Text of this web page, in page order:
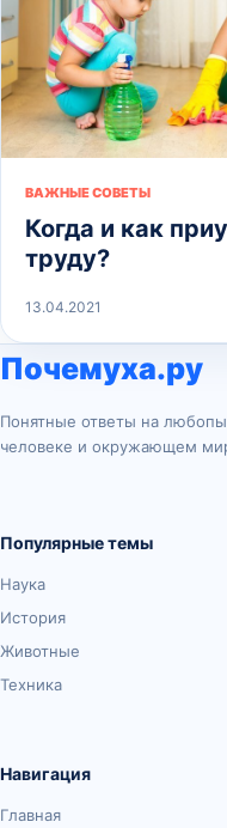
ВАЖНЫЕ СОВЕТЫ
Когда и как
труду?
13.04.2021
Почемуха.ру
Понятные ответы на
человеке и окружающем
Популярные темы
Наука
История
Животные
Техника
Навигация
Главная